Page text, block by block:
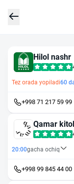
Hilol nashr
Tez orada yopiladi60
+998 71 217 59 99
Qamar
20:00gacha ochiq
+998 99 845 44 00